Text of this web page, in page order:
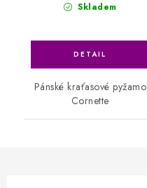
Skladem
Pánské kraťasové pyžamo
Cornette